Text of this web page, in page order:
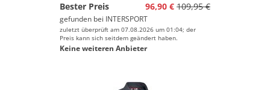
Bester Preis
96,90 € 109,95 €
gefunden bei INTERSPORT
zuletzt überprüft am 07.08.2026 um 01:04; der
Preis kann sich seitdem geändert haben.
Keine weiteren Anbieter